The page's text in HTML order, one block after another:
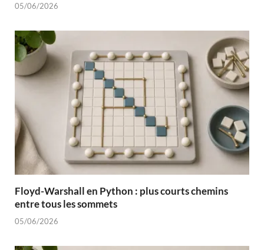
05/06/2026
Floyd-Warshall en Python : plus courts chemins
entre tous les sommets
05/06/2026